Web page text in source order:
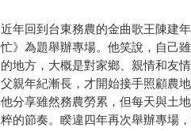
近年回到台東務農的金曲歌王陳建
忙》為題舉辦專場。他笑說，自己
的地方，大概是對家鄉、親情和友
父親年紀漸長，才開始接手照顧農
他分享雖然務農勞累，但每天與土
粹的節奏。睽違四年再次舉辦專場